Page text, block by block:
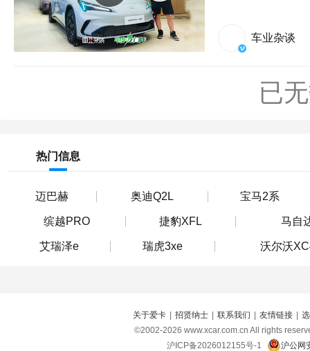
车业杂谈
已
热门信息
迈巴赫 奥迪Q2L 宝马2系
缤越PRO 捷豹XFL 马自
艾瑞泽e 瑞虎3xe 沃尔沃
关于爱卡 | 招贤纳士 | 联系我们 | 友情链接 |
©2002-2026 www.xcar.com.cn All rights
沪ICP备2026012155号-1
沪公网